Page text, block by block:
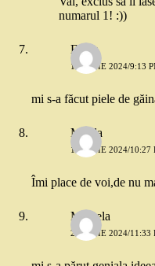
numarul 1! :))
Elena
18 IUNIE 2024/9:13
mi s-a făcut piele de
Mirela
19 IUNIE 2024/10:27
Îmi place de voi,de nu
Mihaela
23 IUNIE 2024/11:33